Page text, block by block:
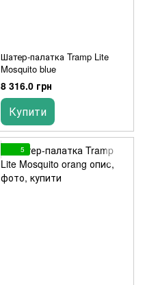
Шатер-палатка Tramp Lite
Mosquito blue
8 316.0 грн
Купити
5